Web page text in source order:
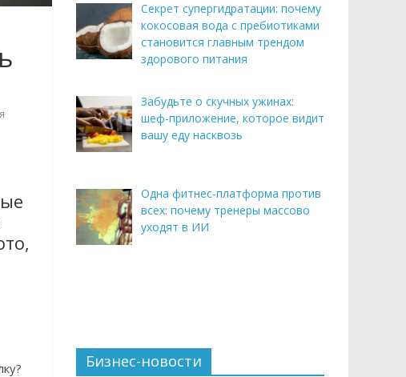
Секрет супергидратации: почему
кокосовая вода с пребиотиками
становится главным трендом
здорового питания
Забудьте о скучных ужинах:
шеф-приложение, которое видит
вашу еду насквозь
Одна фитнес-платформа против
всех: почему тренеры массово
уходят в ИИ
Бизнес-новости